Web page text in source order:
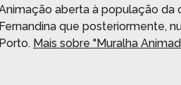
aberta à população da
Fernandina que posteriormente,
Porto. Mais sobre "Muralha